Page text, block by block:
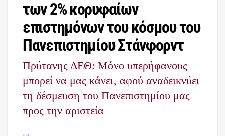
των 2% κορυφαίων
επιστημόνων του κόσμου του
Πανεπιστημίου Στάνφορντ
Πρύτανης ΔΕΘ: Μόνο υπερήφανους
μπορεί να μας κάνει, αφού αναδεικνύει
τη δέσμευση του Πανεπιστημίου μας
προς την αριστεία